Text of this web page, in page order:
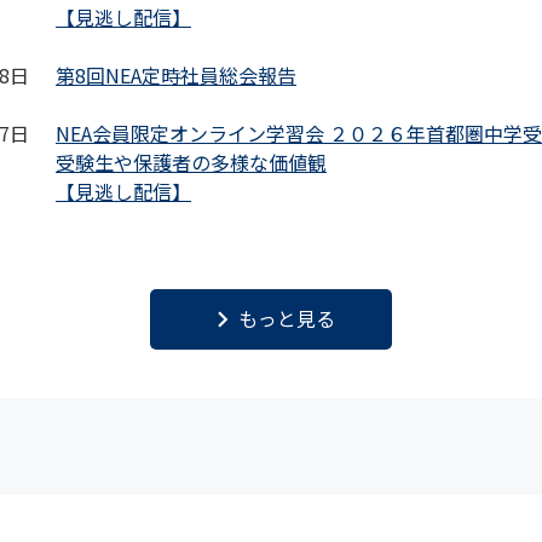
【見逃し配信】
日
第8回NEA定時社員総会報告
日
NEA会員限定オンライン学習会 ２０２６年首都圏中学
受験生や保護者の多様な価値観
【見逃し配信】
keyboard_arrow_right もっと見る